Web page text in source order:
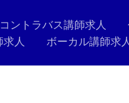
コントラバス講師求人
人 ボーカル講師求人